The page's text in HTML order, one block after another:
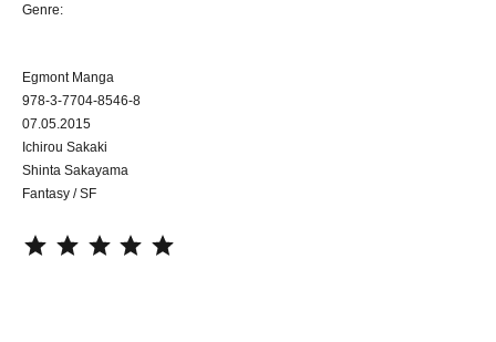
Genre:
Egmont Manga
978-3-7704-8546-8
07.05.2015
Ichirou Sakaki
Shinta Sakayama
Fantasy / SF